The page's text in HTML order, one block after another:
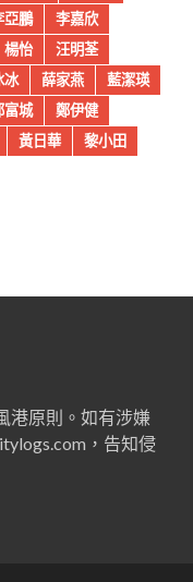
亞鵬
李嘉欣
楊怡
汪明荃
冰 薛家燕
藍潔瑛
富城
鄭伊健
黃日華
黎小田
港原則。如有涉嫌
，告知侵